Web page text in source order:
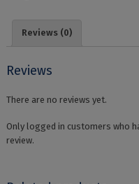
Reviews (0)
Reviews
There are no reviews yet.
Only logged in customers who
review.